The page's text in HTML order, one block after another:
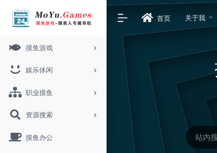
摸鱼游戏
娱乐休闲
职业摸鱼
资源搜索
摸鱼办公
首页 关于我